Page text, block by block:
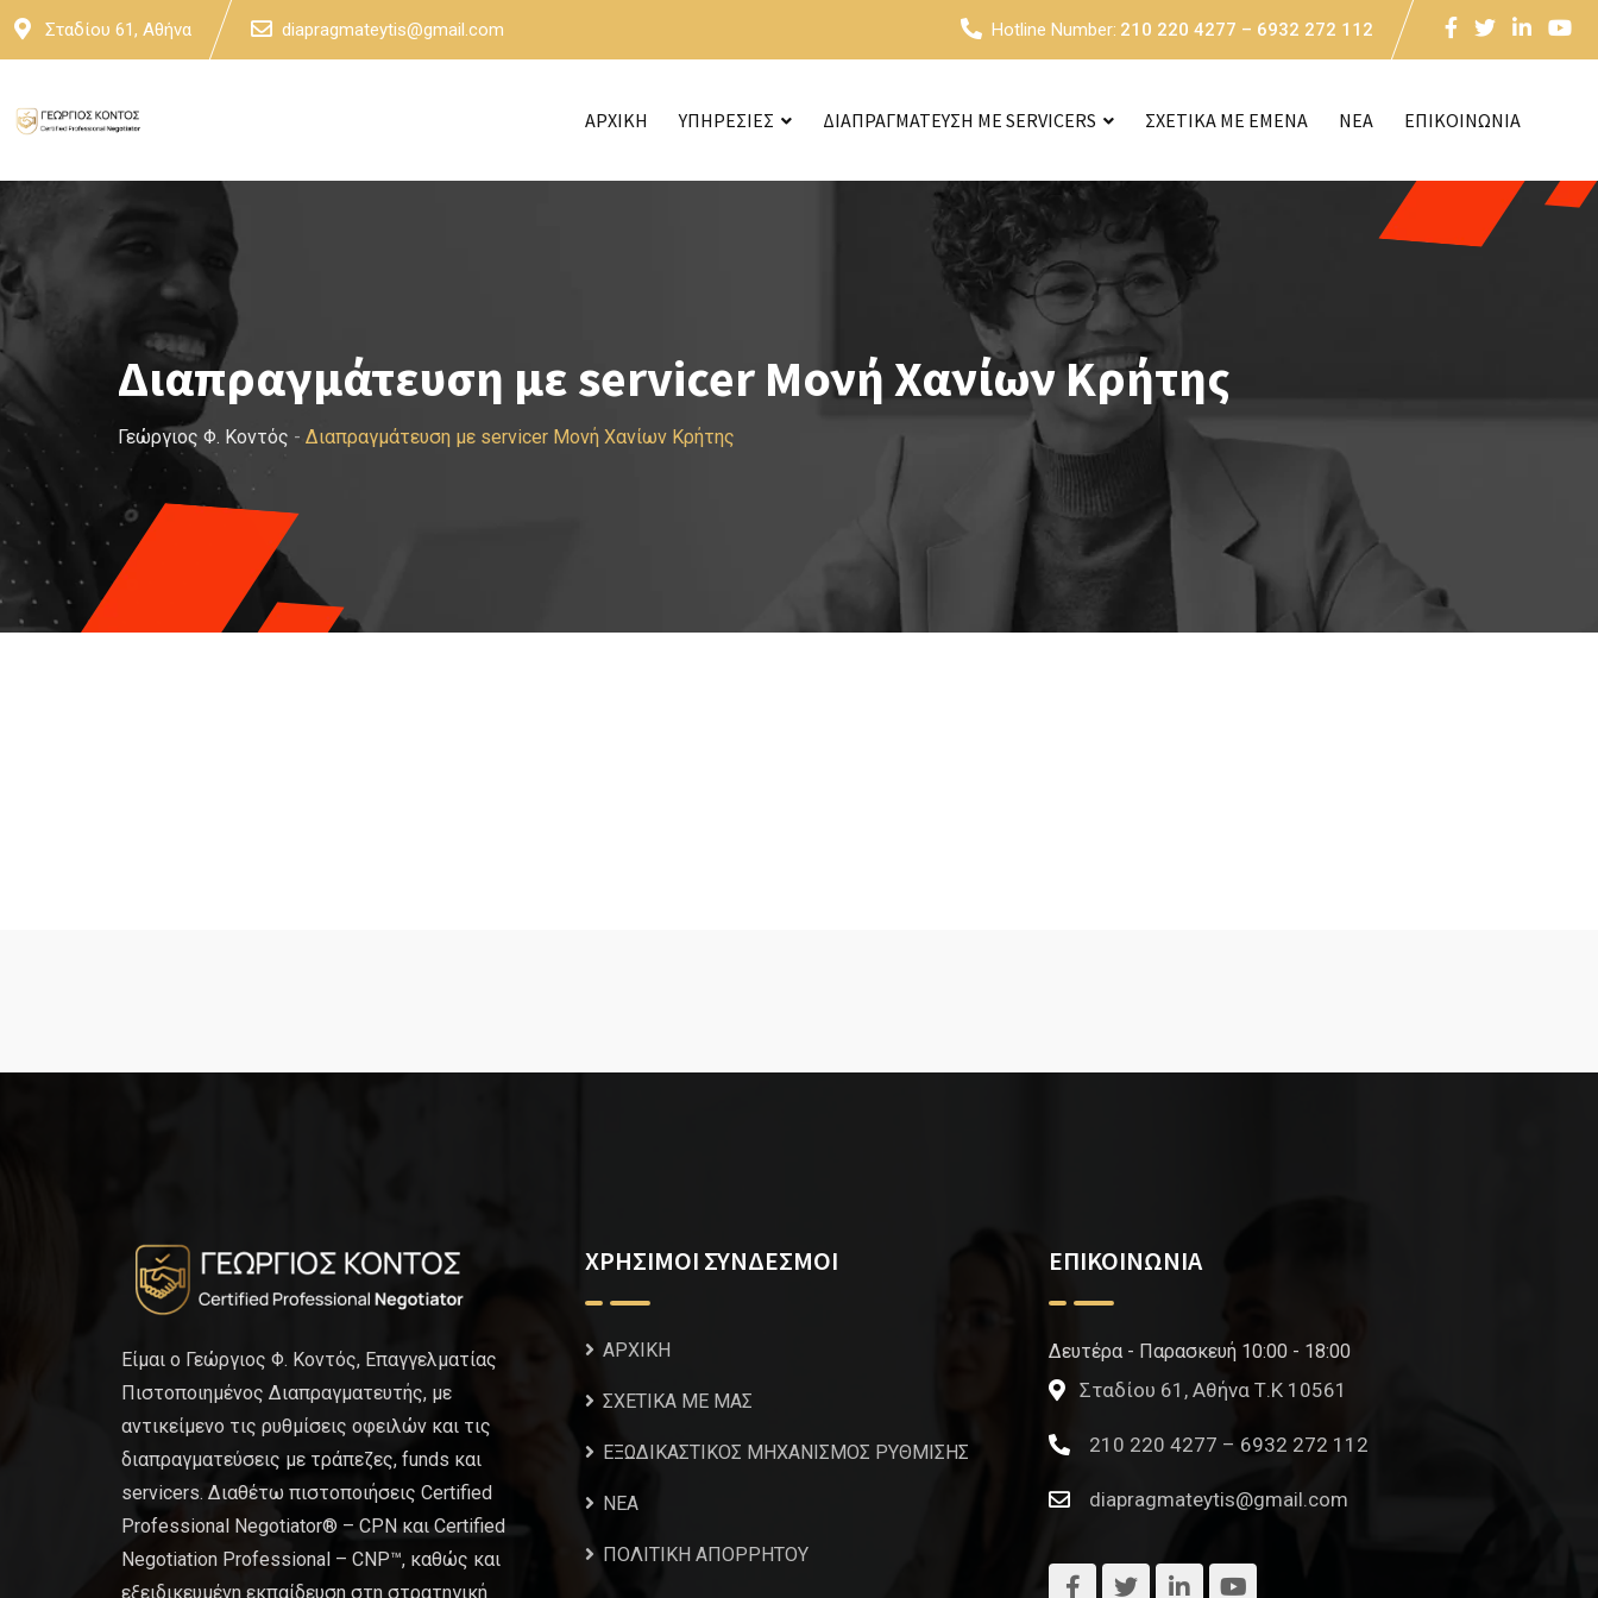
Skip
Σταδίου 61, Αθήνα diapragmateytis@gmail.com Hotline Number: 210 220 4277 – 6932 272 112
ΑΡΧΙΚΗ ΥΠΗΡΕΣΙΕΣ ΔΙΑΠΡΑΓΜΑΤΕΥΣΗ ΜΕ SERVICERS ΣΧΕΤΙΚΑ ΜΕ ΕΜΕΝΑ NEA ΕΠΙΚΟΙΝΩΝΙΑ
Διαπραγμάτευση με servicer Μονή Χανίων Κρήτης
Γεώργιος Φ. Κοντός - Διαπραγμάτευση με servicer Μονή Χανίων Κρήτης
Είμαι ο Γεώργιος Φ. Κοντός, Επαγγελματίας
Πιστοποιημένος Διαπραγματευτής, με
αντικείμενο τις ρυθμίσεις οφειλών και τις
διαπραγματεύσεις με τράπεζες, funds και
servicers. Διαθέτω πιστοποιήσεις Certified
Professional Negotiator® – CPN και Certified
Negotiation Professional – CNP™, καθώς και
εξειδικευμένη εκπαίδευση στη στρατηγική
ΧΡΗΣΙΜΟΙ ΣΥΝΔΕΣΜΟΙ
ΑΡΧΙΚΗ
ΣΧΕΤΙΚΑ ΜΕ ΜΑΣ
ΕΞΩΔΙΚΑΣΤΙΚΟΣ ΜΗΧΑΝΙΣΜΟΣ ΡΥΘΜΙΣΗΣ
NEA
ΠΟΛΙΤΙΚΗ ΑΠΟΡΡΗΤΟΥ
ΕΠΙΚΟΙΝΩΝΙΑ
Δευτέρα - Παρασκευή 10:00 - 18:00
Σταδίου 61, Αθήνα Τ.Κ 10561
210 220 4277 – 6932 272 112
diapragmateytis@gmail.com